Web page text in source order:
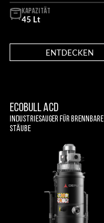
KAPAZITÄT
45 Lt
ENTDECKEN
ECOBULL ACD
Industriesauger für brennbare
Stäube